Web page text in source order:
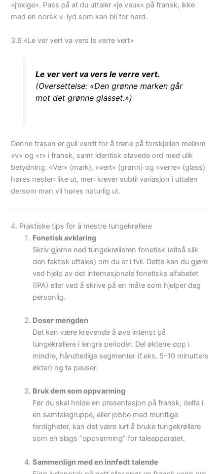
«j’exige». Pass på at du uttaler «je veux» på fransk, ikke
med en norsk v-lyd som kan bli for hard.
3.6 «Le ver vert va vers le verre vert»
Le ver vert va vers le verre vert.
(Oversettelse: «Den grønne marken går
mot det grønne glasset.»)
Denne frasen er gull verdt for å trene på forskjellen mellom
«v» og «r» i fransk, samt identisk stavede ord med ulik
betydning. «Ver» (mark), «vert» (grønn) og «verre» (glass)
høres nesten like ut, men krever subtil variasjon i uttalen
dersom man vil høres naturlig ut.
4. Praktiske tips for å mestre tungekrøllere
Fonetisk avklaring
Skriv gjerne ned tungekrølleren fonetisk (altså slik
den faktisk uttales) om du er i tvil. Dette kan du gjøre
ved hjelp av det internasjonale fonetiske alfabetet
(IPA) eller ved å skrive på en måte som hjelper deg
personlig.
Doser mengden
Det kan være krevende å øve intenst på
tungekrøllere i lengre perioder. Del øktene opp i
mindre, håndterlige segmenter (f.eks. 5–10 minutters
økter) og ta pauser.
Bruk dem som oppvarming
Før du skal holde en presentasjon på fransk, delta i
en samtalegruppe, eller jobbe med muntlige
ferdigheter, kan det være lurt å bruke tungekrøllere
som en slags “oppvarming” for taleapparatet.
Sammenlign med en innfødt talende